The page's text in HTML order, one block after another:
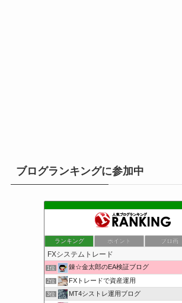
ブログランキングに参加中
ランキング ポイント ブロ画
1位 錬☆金太郎のEA検証ブログ
2位 FXトレードで資産運用
3位
MT4シストレ運用ブログ